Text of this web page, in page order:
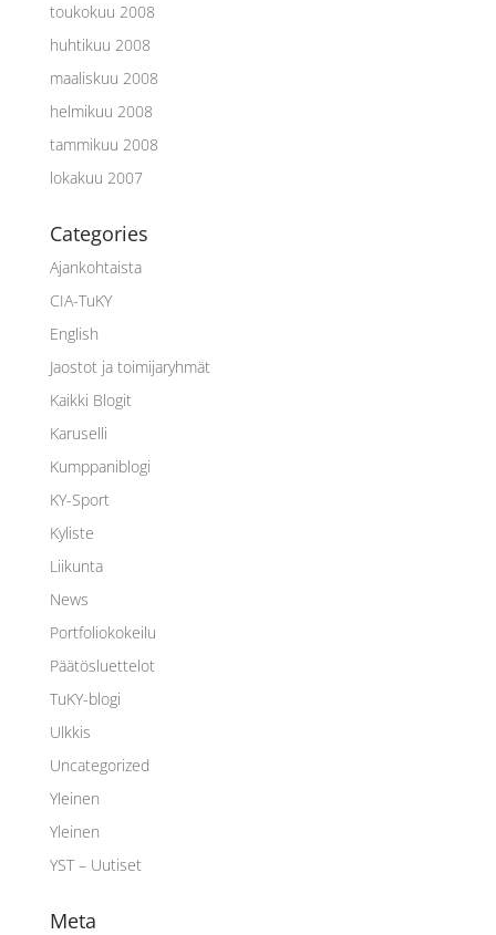
toukokuu 2008
huhtikuu 2008
maaliskuu 2008
helmikuu 2008
tammikuu 2008
lokakuu 2007
Categories
Ajankohtaista
CIA-TuKY
English
Jaostot ja toimijaryhmät
Kaikki Blogit
Karuselli
Kumppaniblogi
KY-Sport
Kyliste
Liikunta
News
Portfoliokokeilu
Päätösluettelot
TuKY-blogi
Ulkkis
Uncategorized
Yleinen
Yleinen
YST – Uutiset
Meta